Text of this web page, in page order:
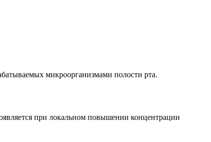
микроорганизмами полости рта.
при локальном повышении концентрации